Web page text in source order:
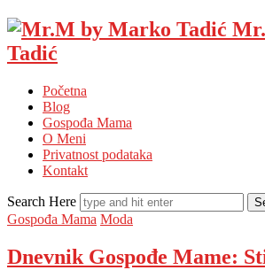
Tadić
Početna
Blog
Gospođa Mama
O Meni
Privatnost podataka
Kontakt
Search Here
Gospođa Mama Moda
Dnevnik Gospođe Mame: